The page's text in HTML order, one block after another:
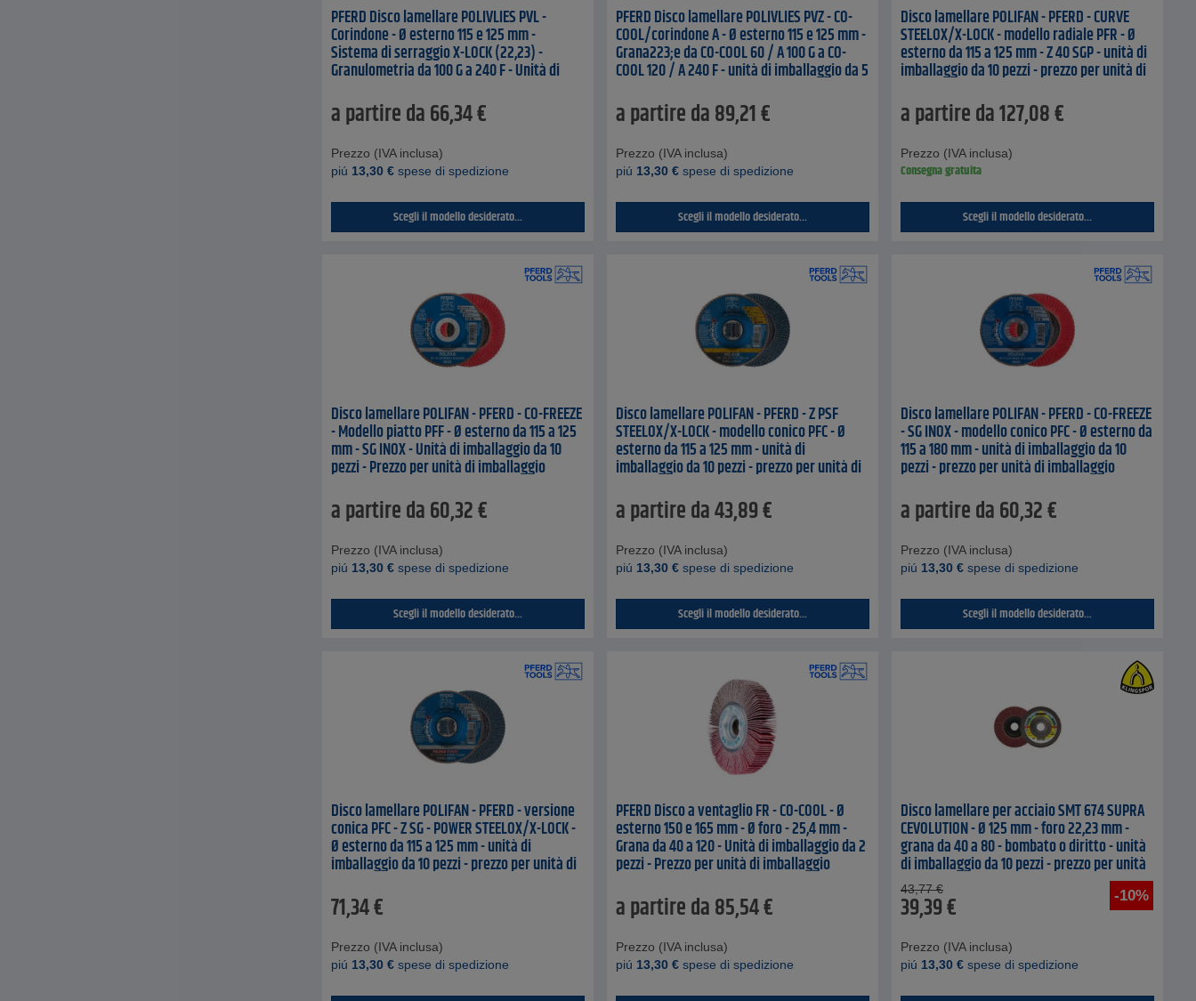
PFERD Disco lamellare POLIVLIES PVL -
Corindone - Ø esterno 115 e 125 mm -
Sistema di serraggio X-LOCK (22,23) -
Granulometria da 100 G a 240 F - Unità di
imballaggio
a partire da66,34€
Prezzo (IVA inclusa)
piú 13,30 € spese di spedizione
Scegli il modello desiderato...
PFERD Disco lamellare POLIVLIES PVZ - CO-
COOL/corindone A - Ø esterno 115 e 125 mm -
Grana223;e da CO-COOL 60 / A 100 G a CO-
COOL 120 / A 240 F - unità di imballaggio da 5
a partire da89,21€
Prezzo (IVA inclusa)
piú 13,30 € spese di spedizione
Scegli il modello desiderato...
Disco lamellare POLIFAN - PFERD - CURVE
STEELOX/X-LOCK - modello radiale PFR - Ø
esterno da 115 a 125 mm - Z 40 SGP - unità di
imballaggio da 10 pezzi - prezzo per unità di
a partire da127,08€
Prezzo (IVA inclusa)
Consegna gratuita
Scegli il modello desiderato...
Disco lamellare POLIFAN - PFERD - CO-FREEZE
- Modello piatto PFF - Ø esterno da 115 a 125
mm - SG INOX - Unità di imballaggio da 10
pezzi - Prezzo per unità di imballaggio
a partire da60,32€
Prezzo (IVA inclusa)
piú 13,30 € spese di spedizione
Scegli il modello desiderato...
Disco lamellare POLIFAN - PFERD - Z PSF
STEELOX/X-LOCK - modello conico PFC - Ø
esterno da 115 a 125 mm - unità di
imballaggio da 10 pezzi - prezzo per unità di
a partire da43,89€
Prezzo (IVA inclusa)
piú 13,30 € spese di spedizione
Scegli il modello desiderato...
Disco lamellare POLIFAN - PFERD - CO-FREEZE
- SG INOX - modello conico PFC - Ø esterno da
115 a 180 mm - unità di imballaggio da 10
pezzi - prezzo per unità di imballaggio
a partire da60,32€
Prezzo (IVA inclusa)
piú 13,30 € spese di spedizione
Scegli il modello desiderato...
Disco lamellare POLIFAN - PFERD - versione
conica PFC - Z SG - POWER STEELOX/X-LOCK -
Ø esterno da 115 a 125 mm - unità di
imballaggio da 10 pezzi - prezzo per unità di
71,34€
Prezzo (IVA inclusa)
piú 13,30 € spese di spedizione
PFERD Disco a ventaglio FR - CO-COOL - Ø
esterno 150 e 165 mm - Ø foro - 25,4 mm -
Grana da 40 a 120 - Unità di imballaggio da 2
pezzi - Prezzo per unità di imballaggio
a partire da85,54€
Prezzo (IVA inclusa)
piú 13,30 € spese di spedizione
Disco lamellare per acciaio SMT 674 SUPRA
CEVOLUTION - Ø 125 mm - foro 22,23 mm -
grana da 40 a 80 - bombato o diritto - unità
di imballaggio da 10 pezzi - prezzo per unità
di imballaggio
-10%
43,77 €
39,39€
Prezzo (IVA inclusa)
piú 13,30 € spese di spedizione